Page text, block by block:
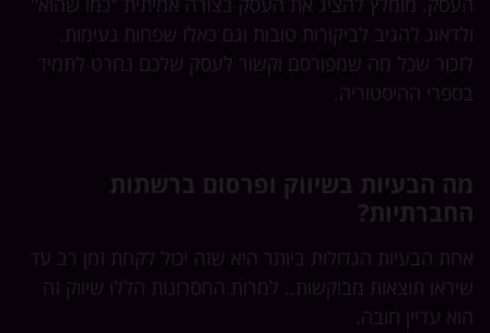
ולדאוג להגיב לביקורות טובות וגם כאלו שפחות נעימות.
לזכור שכל מה שמפורסם וקשור לעסק שלכם נחרט לתמיד
בספרי ההיסטוריה.
מה הבעיות בשיווק ופרסום ברשתות
החברתיות?
אחת הבעיות הגדולות ביותר היא שזה יכול לקחת זמן רב עד
שיראו תוצאות מבוקשות.. למרות החסרונות הללו שיווק זה
הוא עדיין חובה.